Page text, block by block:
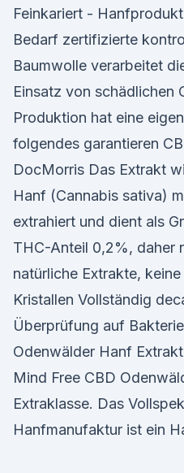
Feinkariert -
Bedarf zertifizierte
Baumwolle verarbeitet
Einsatz von schädlichen
Produktion hat eine
folgendes garantieren
DocMorris Das Extrakt
Hanf (Cannabis sativa)
extrahiert und dient als
THC-Anteil 0,2%, daher
natürliche Extrakte,
Kristallen Vollständig
Überprüfung auf
Odenwälder Hanf
Mind Free CBD
Extraklasse. Das
Hanfmanufaktur ist ein